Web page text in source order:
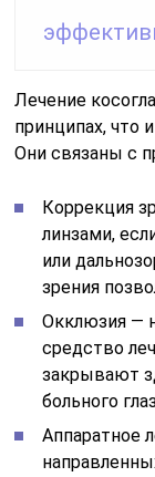
Лечение
принципах, что
Они связаны с
Коррекция
линзами,
или
зрения
Окклюзия —
средство
закрывают
больного
Аппаратное